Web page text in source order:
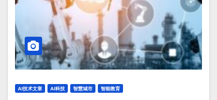
AI技术文章 AI科技 智慧城市 智能教育